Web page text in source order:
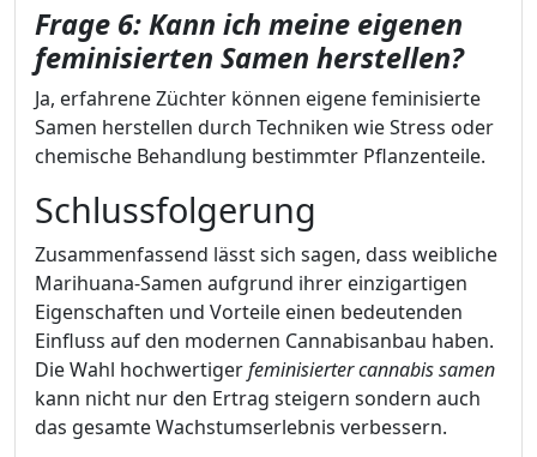
Frage 6: Kann ich meine eigenen
feminisierten Samen herstellen?
Ja, erfahrene Züchter können eigene feminisierte
Samen herstellen durch Techniken wie Stress oder
chemische Behandlung bestimmter Pflanzenteile.
Schlussfolgerung
Zusammenfassend lässt sich sagen, dass weibliche
Marihuana-Samen aufgrund ihrer einzigartigen
Eigenschaften und Vorteile einen bedeutenden
Einfluss auf den modernen Cannabisanbau haben.
Die Wahl hochwertigerfeminisierter cannabis samen
kann nicht nur den Ertrag steigern sondern auch
das gesamte Wachstumserlebnis verbessern.